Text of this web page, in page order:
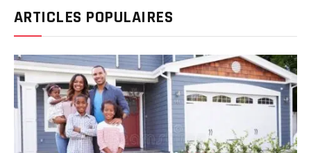
ARTICLES POPULAIRES